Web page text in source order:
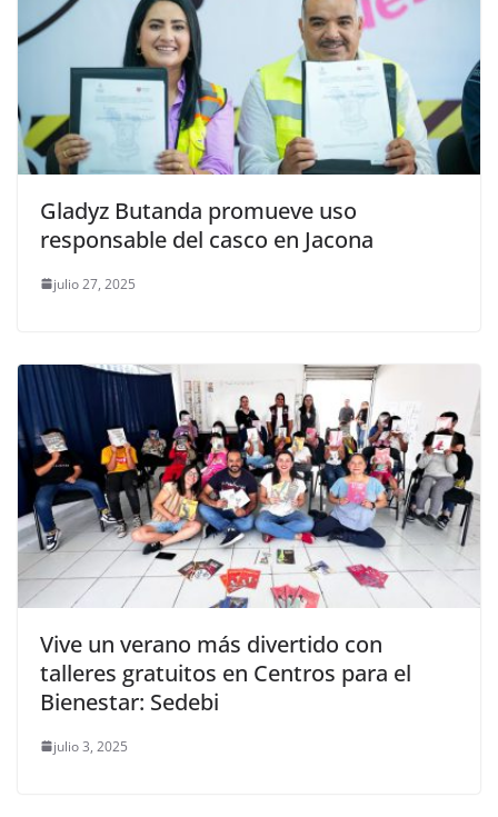
Gladyz Butanda promueve uso
responsable del casco en Jacona
julio 27, 2025
Vive un verano más divertido con
talleres gratuitos en Centros para el
Bienestar: Sedebi
julio 3, 2025